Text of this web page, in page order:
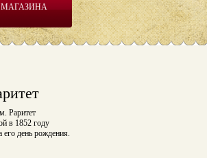
Раритет
в 1852 году
день рождения.